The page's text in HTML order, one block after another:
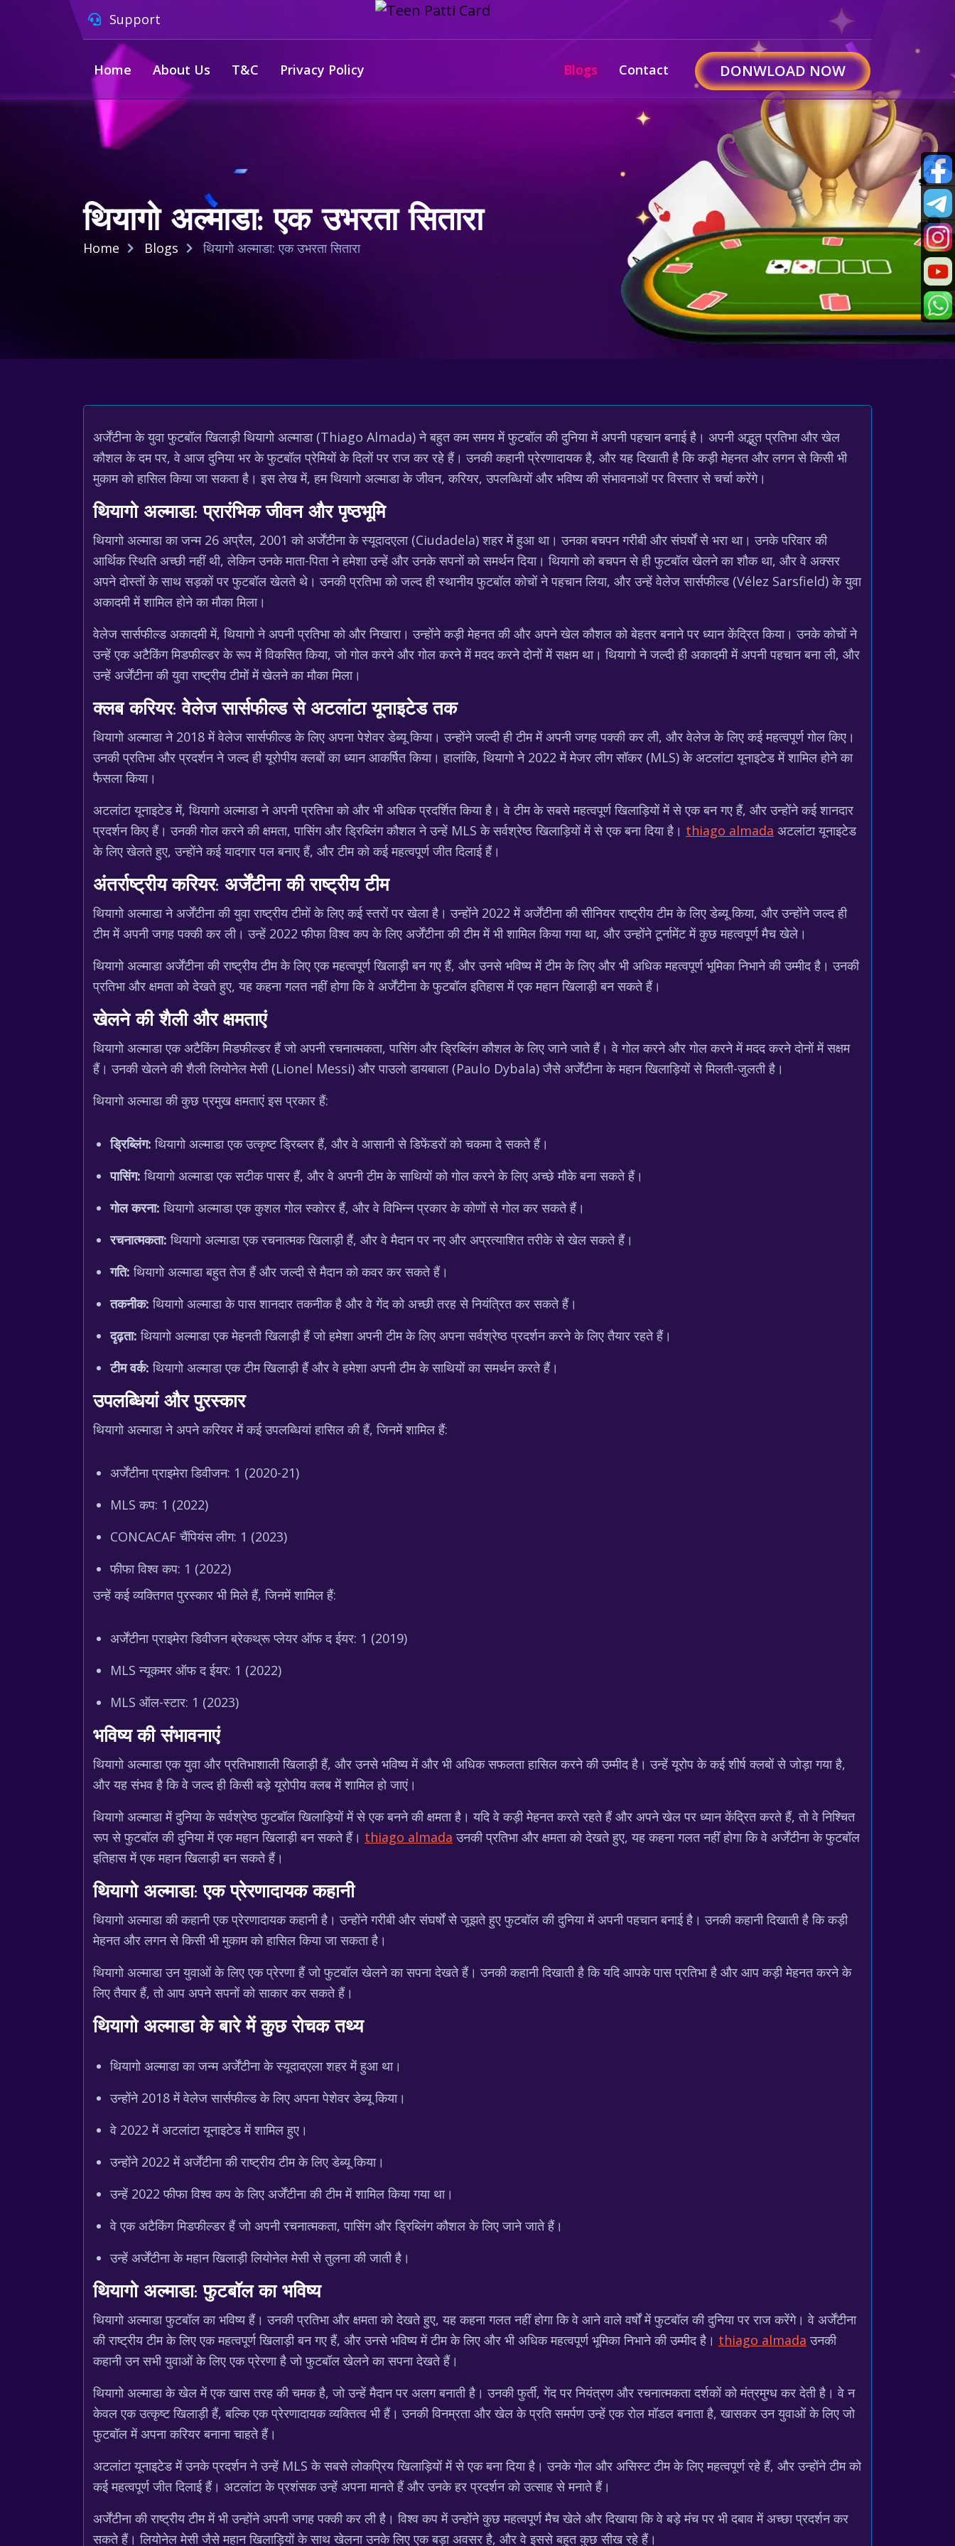
Support
Home About Us T&C Privacy Policy Blogs Contact DONWLOAD NOW
थियागो अल्माडा: एक उभरता सितारा
Home Blogs थियागो अल्माडा: एक उभरता सितारा
अर्जेंटीना के युवा फुटबॉल खिलाड़ी थियागो अल्माडा (Thiago Almada) ने बहुत कम समय में फुटबॉल की दुनिया में अपनी पहचान बनाई है। अपनी अद्भुत प्रतिभा और खेल
कौशल के दम पर, वे आज दुनिया भर के फुटबॉल प्रेमियों के दिलों पर राज कर रहे हैं। उनकी कहानी प्रेरणादायक है, और यह दिखाती है कि कड़ी मेहनत और लगन से किसी भी
मुकाम को हासिल किया जा सकता है। इस लेख में, हम थियागो अल्माडा के जीवन, करियर, उपलब्धियों और भविष्य की संभावनाओं पर विस्तार से चर्चा करेंगे।
थियागो अल्माडा: प्रारंभिक जीवन और पृष्ठभूमि
थियागो अल्माडा का जन्म 26 अप्रैल, 2001 को अर्जेंटीना के स्यूदादएला (Ciudadela) शहर में हुआ था। उनका बचपन गरीबी और संघर्षों से भरा था। उनके परिवार की
आर्थिक स्थिति अच्छी नहीं थी, लेकिन उनके माता-पिता ने हमेशा उन्हें और उनके सपनों को समर्थन दिया। थियागो को बचपन से ही फुटबॉल खेलने का शौक था, और वे अक्सर
अपने दोस्तों के साथ सड़कों पर फुटबॉल खेलते थे। उनकी प्रतिभा को जल्द ही स्थानीय फुटबॉल कोचों ने पहचान लिया, और उन्हें वेलेज सार्सफील्ड (Vélez Sarsfield) के युवा
अकादमी में शामिल होने का मौका मिला।
वेलेज सार्सफील्ड अकादमी में, थियागो ने अपनी प्रतिभा को और निखारा। उन्होंने कड़ी मेहनत की और अपने खेल कौशल को बेहतर बनाने पर ध्यान केंद्रित किया। उनके कोचों ने
उन्हें एक अटैकिंग मिडफील्डर के रूप में विकसित किया, जो गोल करने और गोल करने में मदद करने दोनों में सक्षम था। थियागो ने जल्दी ही अकादमी में अपनी पहचान बना ली, और
उन्हें अर्जेंटीना की युवा राष्ट्रीय टीमों में खेलने का मौका मिला।
क्लब करियर: वेलेज सार्सफील्ड से अटलांटा यूनाइटेड तक
थियागो अल्माडा ने 2018 में वेलेज सार्सफील्ड के लिए अपना पेशेवर डेब्यू किया। उन्होंने जल्दी ही टीम में अपनी जगह पक्की कर ली, और वेलेज के लिए कई महत्वपूर्ण गोल किए।
उनकी प्रतिभा और प्रदर्शन ने जल्द ही यूरोपीय क्लबों का ध्यान आकर्षित किया। हालांकि, थियागो ने 2022 में मेजर लीग सॉकर (MLS) के अटलांटा यूनाइटेड में शामिल होने का
फैसला किया।
अटलांटा यूनाइटेड में, थियागो अल्माडा ने अपनी प्रतिभा को और भी अधिक प्रदर्शित किया है। वे टीम के सबसे महत्वपूर्ण खिलाड़ियों में से एक बन गए हैं, और उन्होंने कई शानदार
प्रदर्शन किए हैं। उनकी गोल करने की क्षमता, पासिंग और ड्रिब्लिंग कौशल ने उन्हें MLS के सर्वश्रेष्ठ खिलाड़ियों में से एक बना दिया है। thiago almada अटलांटा यूनाइटेड
के लिए खेलते हुए, उन्होंने कई यादगार पल बनाए हैं, और टीम को कई महत्वपूर्ण जीत दिलाई हैं।
अंतर्राष्ट्रीय करियर: अर्जेंटीना की राष्ट्रीय टीम
थियागो अल्माडा ने अर्जेंटीना की युवा राष्ट्रीय टीमों के लिए कई स्तरों पर खेला है। उन्होंने 2022 में अर्जेंटीना की सीनियर राष्ट्रीय टीम के लिए डेब्यू किया, और उन्होंने जल्द ही
टीम में अपनी जगह पक्की कर ली। उन्हें 2022 फीफा विश्व कप के लिए अर्जेंटीना की टीम में भी शामिल किया गया था, और उन्होंने टूर्नामेंट में कुछ महत्वपूर्ण मैच खेले।
थियागो अल्माडा अर्जेंटीना की राष्ट्रीय टीम के लिए एक महत्वपूर्ण खिलाड़ी बन गए हैं, और उनसे भविष्य में टीम के लिए और भी अधिक महत्वपूर्ण भूमिका निभाने की उम्मीद है। उनकी
प्रतिभा और क्षमता को देखते हुए, यह कहना गलत नहीं होगा कि वे अर्जेंटीना के फुटबॉल इतिहास में एक महान खिलाड़ी बन सकते हैं।
खेलने की शैली और क्षमताएं
थियागो अल्माडा एक अटैकिंग मिडफील्डर हैं जो अपनी रचनात्मकता, पासिंग और ड्रिब्लिंग कौशल के लिए जाने जाते हैं। वे गोल करने और गोल करने में मदद करने दोनों में सक्षम
हैं। उनकी खेलने की शैली लियोनेल मेसी (Lionel Messi) और पाउलो डायबाला (Paulo Dybala) जैसे अर्जेंटीना के महान खिलाड़ियों से मिलती-जुलती है।
थियागो अल्माडा की कुछ प्रमुख क्षमताएं इस प्रकार हैं:
ड्रिब्लिंग: थियागो अल्माडा एक उत्कृष्ट ड्रिब्लर हैं, और वे आसानी से डिफेंडरों को चकमा दे सकते हैं।
पासिंग: थियागो अल्माडा एक सटीक पासर हैं, और वे अपनी टीम के साथियों को गोल करने के लिए अच्छे मौके बना सकते हैं।
गोल करना: थियागो अल्माडा एक कुशल गोल स्कोरर हैं, और वे विभिन्न प्रकार के कोणों से गोल कर सकते हैं।
रचनात्मकता: थियागो अल्माडा एक रचनात्मक खिलाड़ी हैं, और वे मैदान पर नए और अप्रत्याशित तरीके से खेल सकते हैं।
गति: थियागो अल्माडा बहुत तेज हैं और जल्दी से मैदान को कवर कर सकते हैं।
तकनीक: थियागो अल्माडा के पास शानदार तकनीक है और वे गेंद को अच्छी तरह से नियंत्रित कर सकते हैं।
दृढ़ता: थियागो अल्माडा एक मेहनती खिलाड़ी हैं जो हमेशा अपनी टीम के लिए अपना सर्वश्रेष्ठ प्रदर्शन करने के लिए तैयार रहते हैं।
टीम वर्क: थियागो अल्माडा एक टीम खिलाड़ी हैं और वे हमेशा अपनी टीम के साथियों का समर्थन करते हैं।
उपलब्धियां और पुरस्कार
थियागो अल्माडा ने अपने करियर में कई उपलब्धियां हासिल की हैं, जिनमें शामिल हैं:
अर्जेंटीना प्राइमेरा डिवीजन: 1 (2020-21)
MLS कप: 1 (2022)
CONCACAF चैंपियंस लीग: 1 (2023)
फीफा विश्व कप: 1 (2022)
उन्हें कई व्यक्तिगत पुरस्कार भी मिले हैं, जिनमें शामिल हैं:
अर्जेंटीना प्राइमेरा डिवीजन ब्रेकथ्रू प्लेयर ऑफ द ईयर: 1 (2019)
MLS न्यूकमर ऑफ द ईयर: 1 (2022)
MLS ऑल-स्टार: 1 (2023)
भविष्य की संभावनाएं
थियागो अल्माडा एक युवा और प्रतिभाशाली खिलाड़ी हैं, और उनसे भविष्य में और भी अधिक सफलता हासिल करने की उम्मीद है। उन्हें यूरोप के कई शीर्ष क्लबों से जोड़ा गया है,
और यह संभव है कि वे जल्द ही किसी बड़े यूरोपीय क्लब में शामिल हो जाएं।
थियागो अल्माडा में दुनिया के सर्वश्रेष्ठ फुटबॉल खिलाड़ियों में से एक बनने की क्षमता है। यदि वे कड़ी मेहनत करते रहते हैं और अपने खेल पर ध्यान केंद्रित करते हैं, तो वे निश्चित
रूप से फुटबॉल की दुनिया में एक महान खिलाड़ी बन सकते हैं। thiago almada उनकी प्रतिभा और क्षमता को देखते हुए, यह कहना गलत नहीं होगा कि वे अर्जेंटीना के फुटबॉल
इतिहास में एक महान खिलाड़ी बन सकते हैं।
थियागो अल्माडा: एक प्रेरणादायक कहानी
थियागो अल्माडा की कहानी एक प्रेरणादायक कहानी है। उन्होंने गरीबी और संघर्षों से जूझते हुए फुटबॉल की दुनिया में अपनी पहचान बनाई है। उनकी कहानी दिखाती है कि कड़ी
मेहनत और लगन से किसी भी मुकाम को हासिल किया जा सकता है।
थियागो अल्माडा उन युवाओं के लिए एक प्रेरणा हैं जो फुटबॉल खेलने का सपना देखते हैं। उनकी कहानी दिखाती है कि यदि आपके पास प्रतिभा है और आप कड़ी मेहनत करने के
लिए तैयार हैं, तो आप अपने सपनों को साकार कर सकते हैं।
थियागो अल्माडा के बारे में कुछ रोचक तथ्य
थियागो अल्माडा का जन्म अर्जेंटीना के स्यूदादएला शहर में हुआ था।
उन्होंने 2018 में वेलेज सार्सफील्ड के लिए अपना पेशेवर डेब्यू किया।
वे 2022 में अटलांटा यूनाइटेड में शामिल हुए।
उन्होंने 2022 में अर्जेंटीना की राष्ट्रीय टीम के लिए डेब्यू किया।
उन्हें 2022 फीफा विश्व कप के लिए अर्जेंटीना की टीम में शामिल किया गया था।
वे एक अटैकिंग मिडफील्डर हैं जो अपनी रचनात्मकता, पासिंग और ड्रिब्लिंग कौशल के लिए जाने जाते हैं।
उन्हें अर्जेंटीना के महान खिलाड़ी लियोनेल मेसी से तुलना की जाती है।
थियागो अल्माडा: फुटबॉल का भविष्य
थियागो अल्माडा फुटबॉल का भविष्य हैं। उनकी प्रतिभा और क्षमता को देखते हुए, यह कहना गलत नहीं होगा कि वे आने वाले वर्षों में फुटबॉल की दुनिया पर राज करेंगे। वे अर्जेंटीना
की राष्ट्रीय टीम के लिए एक महत्वपूर्ण खिलाड़ी बन गए हैं, और उनसे भविष्य में टीम के लिए और भी अधिक महत्वपूर्ण भूमिका निभाने की उम्मीद है। thiago almada उनकी
कहानी उन सभी युवाओं के लिए एक प्रेरणा है जो फुटबॉल खेलने का सपना देखते हैं।
थियागो अल्माडा के खेल में एक खास तरह की चमक है, जो उन्हें मैदान पर अलग बनाती है। उनकी फुर्ती, गेंद पर नियंत्रण और रचनात्मकता दर्शकों को मंत्रमुग्ध कर देती है। वे न
केवल एक उत्कृष्ट खिलाड़ी हैं, बल्कि एक प्रेरणादायक व्यक्तित्व भी हैं। उनकी विनम्रता और खेल के प्रति समर्पण उन्हें एक रोल मॉडल बनाता है, खासकर उन युवाओं के लिए जो
फुटबॉल में अपना करियर बनाना चाहते हैं।
अटलांटा यूनाइटेड में उनके प्रदर्शन ने उन्हें MLS के सबसे लोकप्रिय खिलाड़ियों में से एक बना दिया है। उनके गोल और असिस्ट टीम के लिए महत्वपूर्ण रहे हैं, और उन्होंने टीम को
कई महत्वपूर्ण जीत दिलाई हैं। अटलांटा के प्रशंसक उन्हें अपना मानते हैं और उनके हर प्रदर्शन को उत्साह से मनाते हैं।
अर्जेंटीना की राष्ट्रीय टीम में भी उन्होंने अपनी जगह पक्की कर ली है। विश्व कप में उन्होंने कुछ महत्वपूर्ण मैच खेले और दिखाया कि वे बड़े मंच पर भी दबाव में अच्छा प्रदर्शन कर
सकते हैं। लियोनेल मेसी जैसे महान खिलाड़ियों के साथ खेलना उनके लिए एक बड़ा अवसर है, और वे इससे बहुत कुछ सीख रहे हैं।